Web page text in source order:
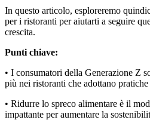
In questo articolo, esploreremo
per i ristoranti per aiutarti a seguire
crescita.
Punti chiave:
• I consumatori della Generazione Z
più nei ristoranti che adottano
• Ridurre lo spreco alimentare è il
impattante per aumentare la